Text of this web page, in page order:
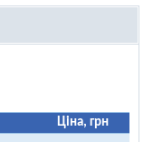
Ціна, грн